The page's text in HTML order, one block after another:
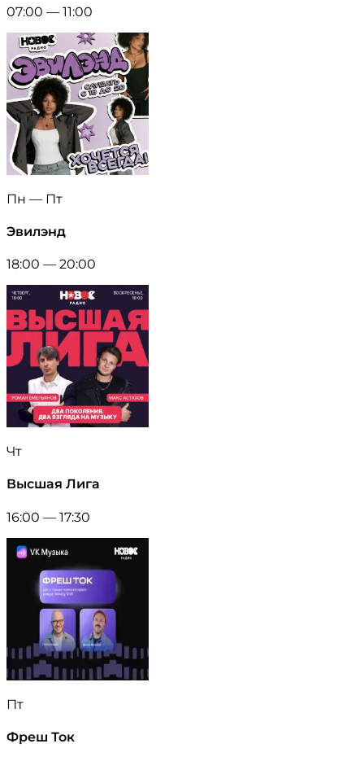
07:00 — 11:00
Пн — Пт
Эвилэнд
18:00 — 20:00
Чт
Высшая Лига
16:00 — 17:30
Пт
Фреш Ток